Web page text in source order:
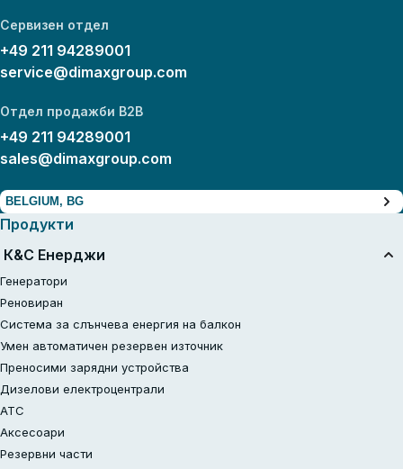
Сервизен отдел
+49 211 94289001
service@dimaxgroup.com
Отдел продажби B2B
+49 211 94289001
sales@dimaxgroup.com
BELGIUM, BG
Продукти
К&С Енерджи
Генератори
Реновиран
Система за слънчева енергия на балкон
Умен автоматичен резервен източник
Преносими зарядни устройства
Дизелови електроцентрали
АТС
Аксесоари
Резервни части